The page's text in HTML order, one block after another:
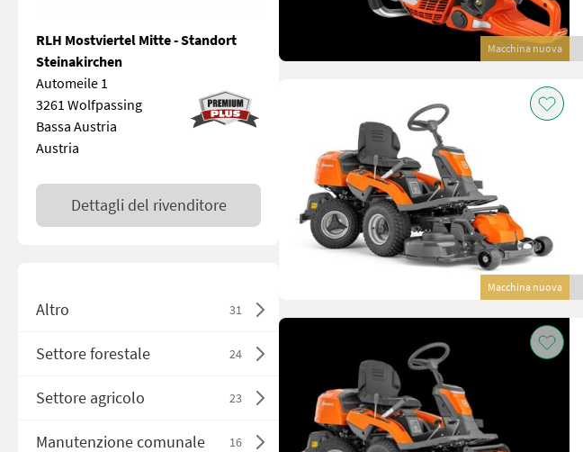
RLH Mostviertel Mitte - Standort
Steinakirchen
Automeile 1
3261 Wolfpassing
Bassa Austria
Austria
Dettagli del rivenditore
Altro 31
Settore forestale 24
Settore agricolo 23
Manutenzione comunale 16
Macchina nuova
Macchina nuova